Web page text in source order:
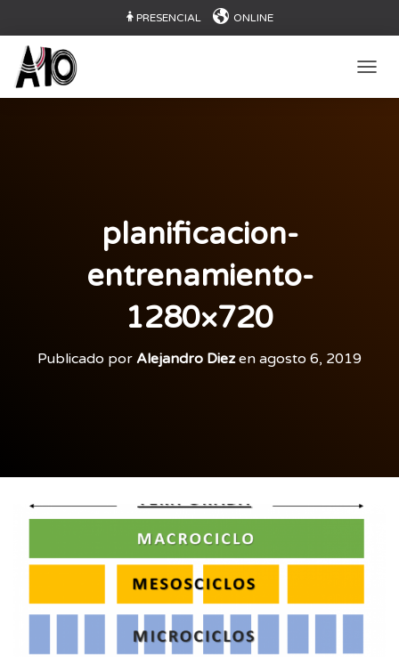
PRESENCIAL ONLINE
planificacion-
entrenamiento-
1280×720
Publicado por Alejandro Diezen agosto 6, 2019